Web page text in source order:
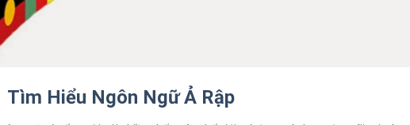
Tìm Hiểu Ngôn Ngữ Ả Rập